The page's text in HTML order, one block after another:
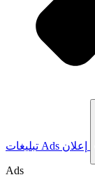
تبلیغات Ads
Ads